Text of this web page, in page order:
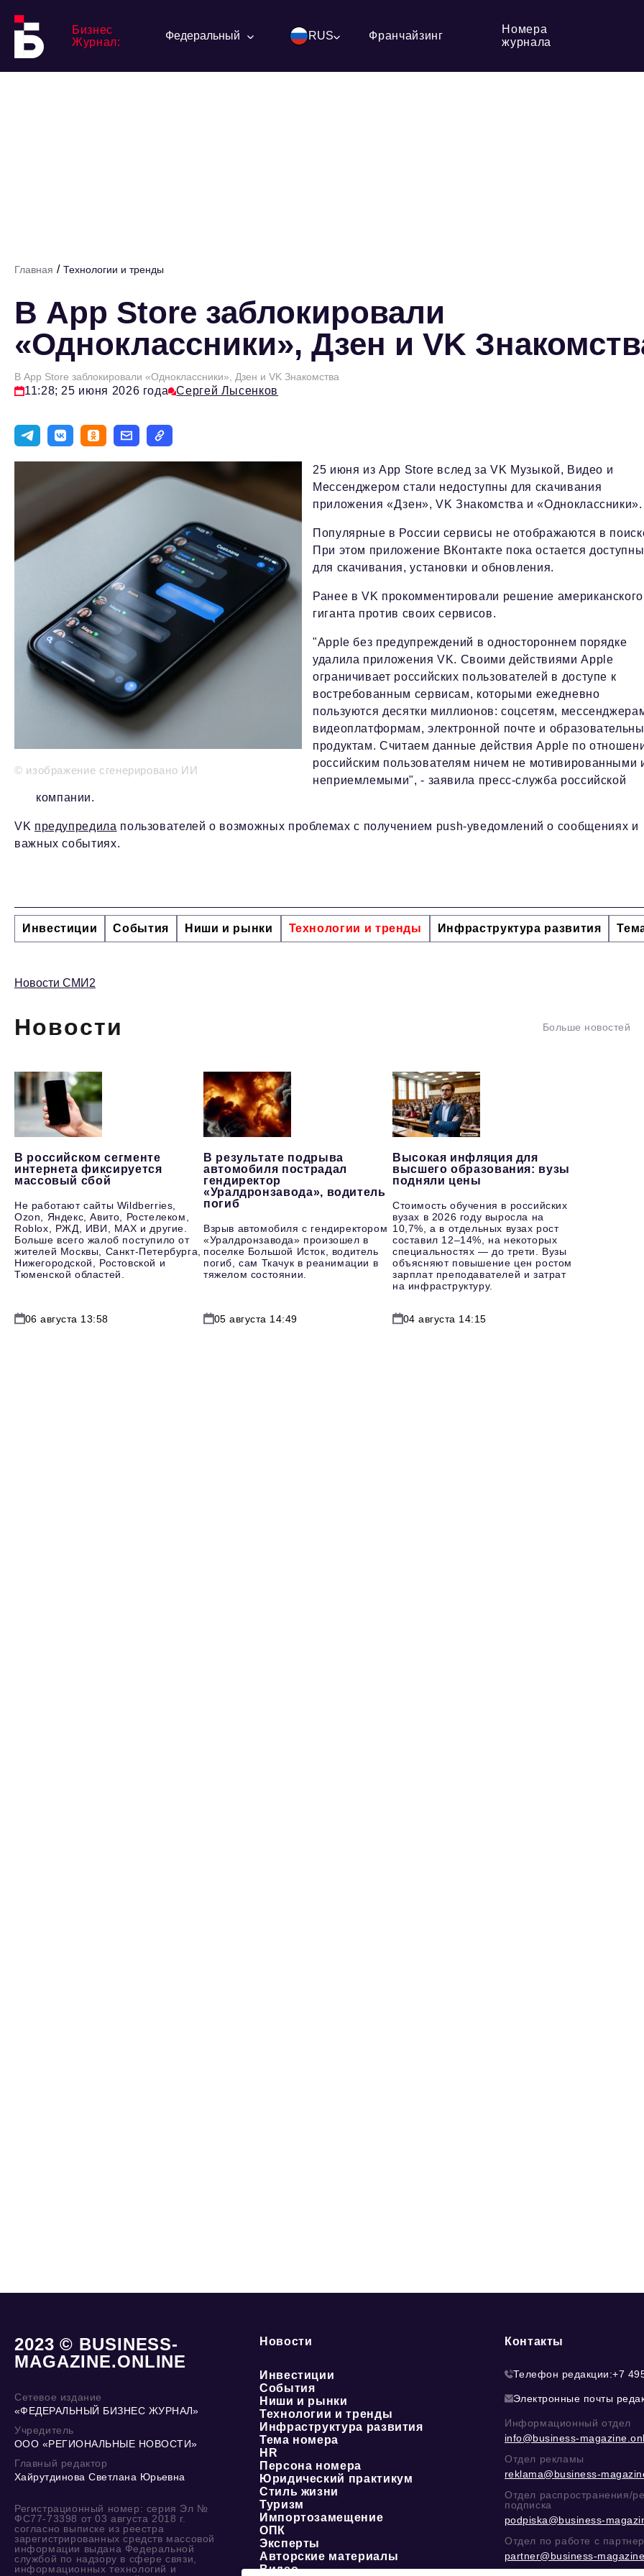
Бизнес
Журнал:
Федеральный RUS Франчайзинг
Номера
журнала
Главная / Технологии и тренды
В App Store заблокировали
«Одноклассники», Дзен и VK
В App Store заблокировали «Одноклассники», Дзен и VK Знакомства
11:28; 25 июня 2026 года Сергей Лысенков
© изображение сгенерировано ИИ
25 июня из App Store вслед за VK Музыкой, Видео и
Мессенджером стали недоступны для скачивания
приложения «Дзен», VK Знакомства и «Одноклассники».
Популярные в России сервисы не отображаются в
При этом приложение ВКонтакте пока остается
для скачивания, установки и обновления.
Ранее в VK прокомментировали решение американского
гиганта против своих сервисов.
"Apple без предупреждений в одностороннем порядке
удалила приложения VK. Своими действиями Apple
ограничивает российских пользователей в доступе к
востребованным сервисам, которыми ежедневно
пользуются десятки миллионов: соцсетям,
видеоплатформам, электронной почте и
продуктам. Считаем данные действия Apple по
российским пользователям ничем не мотивированными
неприемлемыми", - заявила пресс-служба российской
компании.
VK предупредила пользователей о возможных проблемах с получением push-уведомлений о сообщениях и
важных событиях.
Инвестиции События Ниши и рынки Технологии и тренды Инфраструктура развития
Новости СМИ2
Новости Больше новостей
В российском сегменте
интернета фиксируется
массовый сбой
Не работают сайты Wildberries,
Ozon, Яндекс, Авито, Ростелеком,
Roblox, РЖД, ИВИ, MAX и другие.
Больше всего жалоб поступило от
жителей Москвы, Санкт-Петербурга,
Нижегородской, Ростовской и
Тюменской областей.
06 августа 13:58
В результате подрыва
автомобиля пострадал
гендиректор
«Уралдронзавода», водитель
погиб
Взрыв автомобиля с гендиректором
«Уралдронзавода» произошел в
поселке Большой Исток, водитель
погиб, сам Ткачук в реанимации в
тяжелом состоянии.
05 августа 14:49
Высокая инфляция для
высшего образования: вузы
подняли цены
Стоимость обучения в российских
вузах в 2026 году выросла на
10,7%, а в отдельных вузах рост
составил 12–14%, на некоторых
специальностях — до трети. Вузы
объясняют повышение цен ростом
зарплат преподавателей и затрат
на инфраструктуру.
04 августа 14:15
2023 © BUSINESS-
MAGAZINE.ONLINE
Сетевое издание
«ФЕДЕРАЛЬНЫЙ БИЗНЕС ЖУРНАЛ»
Учредитель
ООО «РЕГИОНАЛЬНЫЕ НОВОСТИ»
Главный редактор
Хайрутдинова Светлана Юрьевна
Регистрационный номер: серия Эл №
ФС77-73398 от 03 августа 2018 г.
согласно выписке из реестра
зарегистрированных средств массовой
информации выдана Федеральной
службой по надзору в сфере связи,
информационных технологий и
Новости
Инвестиции
События
Ниши и рынки
Технологии и тренды
Инфраструктура развития
Тема номера
HR
Персона номера
Юридический практикум
Стиль жизни
Туризм
Импортозамещение
ОПК
Эксперты
Авторские материалы
Видео
Контакты
Телефон редакции:+7
Электронные почты
Информационный отдел
info@business-
Отдел рекламы
reklama@business-
Отдел распространения/
подписка
podpiska@business-
Отдел по работе с
partner@business-